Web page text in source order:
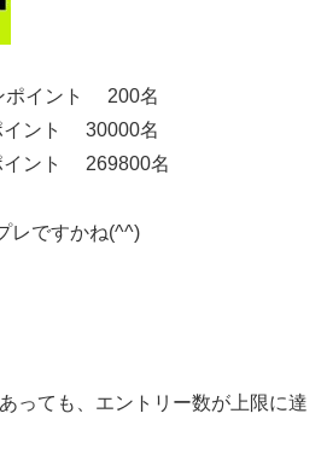
ポイント 200名
イント 30000名
ント 269800名
レですかね(^^)
っても、エントリー数が上限に達